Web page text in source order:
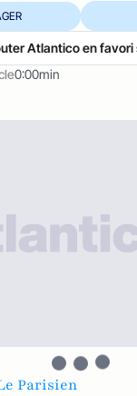
0:00min
Atlantico en favori
Parisien